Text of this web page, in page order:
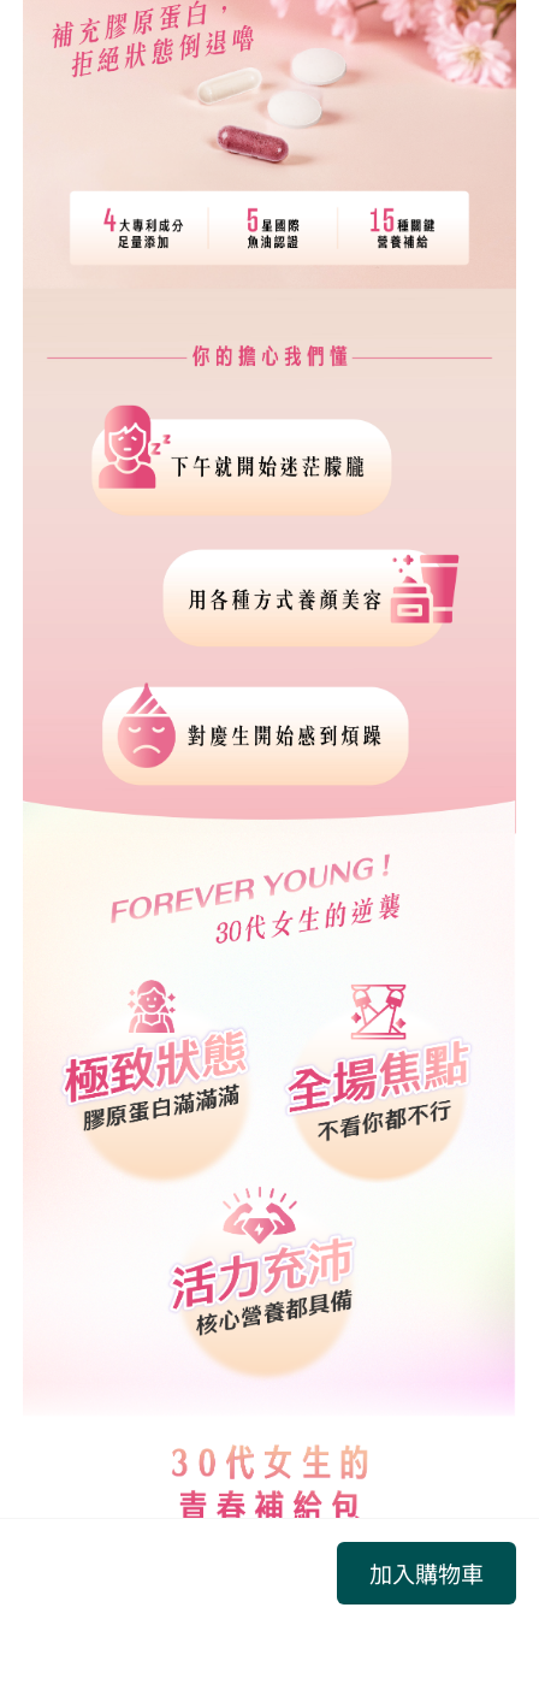
加入購物車